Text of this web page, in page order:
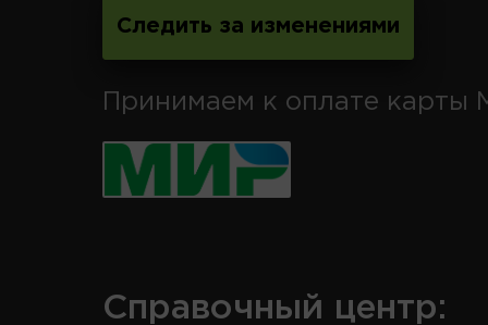
Следить за изменениями
Принимаем к оплате карты
Справочный центр: